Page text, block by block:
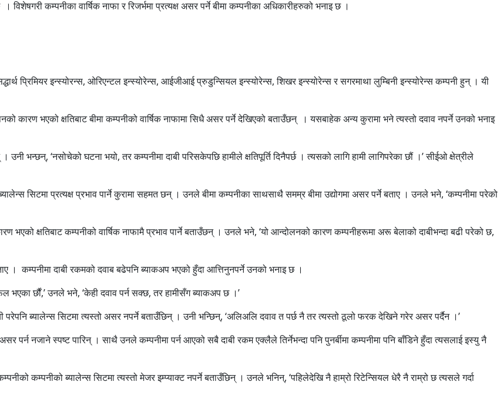
कम्पनीका वार्षिक नाफा र रिजर्भमा प्रत्यक्ष असर पर्ने बीमा कम्पनीका अधिकारीहरुको भनाइ छ ।
प्रिमियर इन्स्योरन्स, ओरिएन्टल इन्स्योरेन्स, आईजीआई प्रुडुन्सियल इन्स्योरेन्स, शिखर इन्स्योरेन्स र सगरमाथा लुम्बिनी इन्स्योरेन्स कम्पनी हुन् । यी
कारण भएको क्षतिबाट बीमा कम्पनीको वार्षिक नाफामा सिधै असर पर्ने देखिएको बताउँछन् । यसबाहेक अन्य कुरामा भने त्यस्तो दवाव नपर्ने उनको भनाइ
भन्छन्, ‘नसोचेको घटना भयो, तर कम्पनीमा दाबी परिसकेपछि हामीले क्षतिपूर्ति दिनैपर्छ । त्यसको लागि हामी लागिपरेका छौं ।’ सीईओ क्षेत्रीले
सिटमा प्रत्यक्ष प्रभाव पार्ने कुरामा सहमत छन् । उनले बीमा कम्पनीका साथसाथै समम्र बीमा उद्योगमा असर पर्ने बताए । उनले भने, ‘कम्पनीमा परेको
भएको क्षतिबाट कम्पनीको वार्षिक नाफामै प्रभाव पार्ने बताउँछन् । उनले भने, ‘यो आन्दोलनको कारण कम्पनीहरूमा अरू बेलाको दाबीभन्दा बढी परेको छ,
। कम्पनीमा दाबी रकमको दवाब बढेपनि ब्याकअप भएको हुँदा आत्तिनुनपर्ने उनको भनाइ छ ।
भएका र्छौं,’ उनले भने, ‘केही दवाव पर्न सक्छ, तर हामीसँग ब्याकअप छ ।’
ब्यालेन्स सिटमा त्यस्तो असर नपर्ने बताउँछिन् । उनी भन्छिन्, ‘अलिअलि दवाव त पर्छ नै तर त्यस्तो ठूलो फरक देखिने गरेर असर पर्दैन ।’
नजाने स्पष्ट पारिन् । साथै उनले कम्पनीमा पर्न आएको सबै दाबी रकम एक्लैले तिर्नेभन्दा पनि पुनर्बीमा कम्पनीमा पनि बाँडिने हुँदा त्यसलाई इस्यु नै
कम्पनीको ब्यालेन्स सिटमा त्यस्तो मेजर इम्प्याक्ट नपर्ने बताउँछिन् । उनले भनिन्, ‘पहिलेदेखि नै हाम्रो रिटेन्सियल धेरै नै राम्रो छ त्यसले गर्दा